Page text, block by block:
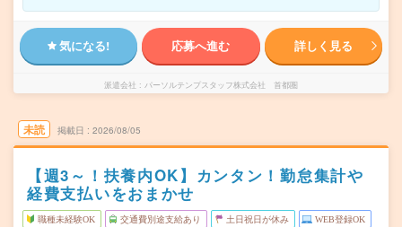
気になる! 応募へ進む 詳しく見る
派遣会社 パーソルテンプスタッフ株式会社 首都圏
未読 掲載日 2026/08/05
【週3～！扶養内OK】カンタン！勤怠集計や
経費支払いをおまかせ
職種未経験OK 交通費別途支給あり 土日祝日が休み WEB登録OK